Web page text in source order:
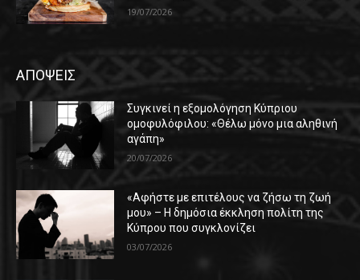
19/07/2026
ΑΠΟΨΕΙΣ
Συγκινεί η εξομολόγηση Κύπριου
ομοφυλόφιλου: «Θέλω μόνο μια αληθινή
αγάπη»
20/07/2026
«Αφήστε με επιτέλους να ζήσω τη ζωή
μου» – Η δημόσια έκκληση πολίτη της
Κύπρου που συγκλονίζει
03/07/2026